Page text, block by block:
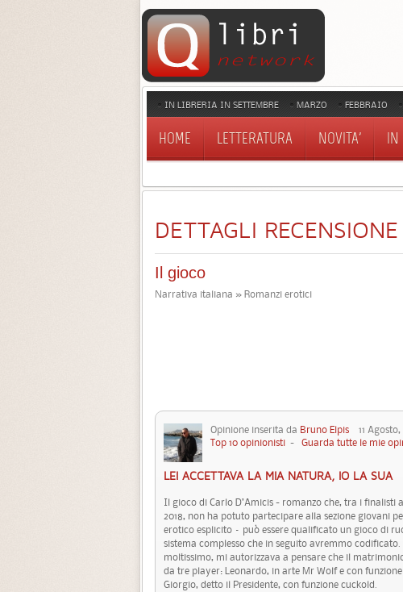
IN LIBRERIA IN SETTEMBRE MARZO FEBBRAIO
HOME LETTERATURA NOVITA' IN
DETTAGLI RECENSIONE
Il gioco
Narrativa italiana » Romanzi erotici
Opinione inserita da Bruno Elpis 11 Agosto,
Top 10 opinionisti - Guarda tutte le mie
LEI ACCETTAVA LA MIA NATURA, IO LA SUA
Il gioco di Carlo D’Amicis - romanzo che, tra i finalisti
2018, non ha potuto partecipare alla sezione giovani
erotico esplicito – può essere qualificato un gioco di
sistema complesso che in seguito avremmo
moltissimo, mi autorizzava a pensare che il
da tre player: Leonardo, in arte Mr Wolf e con
Giorgio, detto il Presidente, con funzione cuckold.